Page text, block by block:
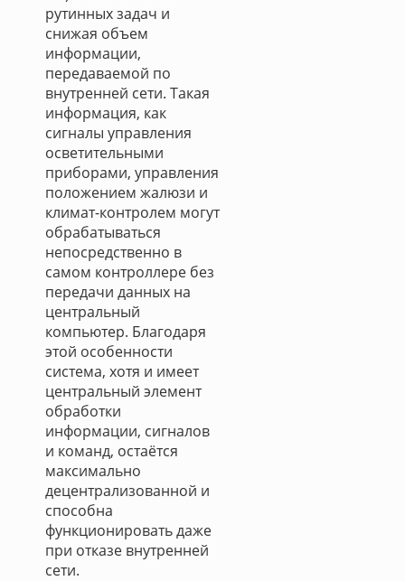
рутинных задач и
снижая объем
информации,
передаваемой по
внутренней сети. Такая
информация, как
сигналы управления
осветительными
приборами, управления
положением жалюзи и
климат-контролем могут
обрабатываться
непосредственно в
самом контроллере без
передачи данных на
центральный
компьютер. Благодаря
этой особенности
система, хотя и имеет
центральный элемент
обработки
информации, сигналов
и команд, остаётся
максимально
децентрализованной и
способна
функционировать даже
при отказе внутренней
сети.